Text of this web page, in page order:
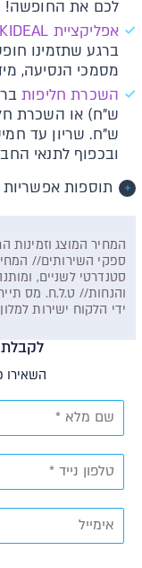
לכם את החופשה!
אפליקציית SKIDEAL
ברגע שתזמינו
מסמכי הנסיעה,
השכרת חליפות
ש"ח. שריון עד
ובכפוף לתנאי
תוספות
המחיר המוצג וזמינות
סטנדרטי לשניים,
ידי הלקוח ישירות
השאירו